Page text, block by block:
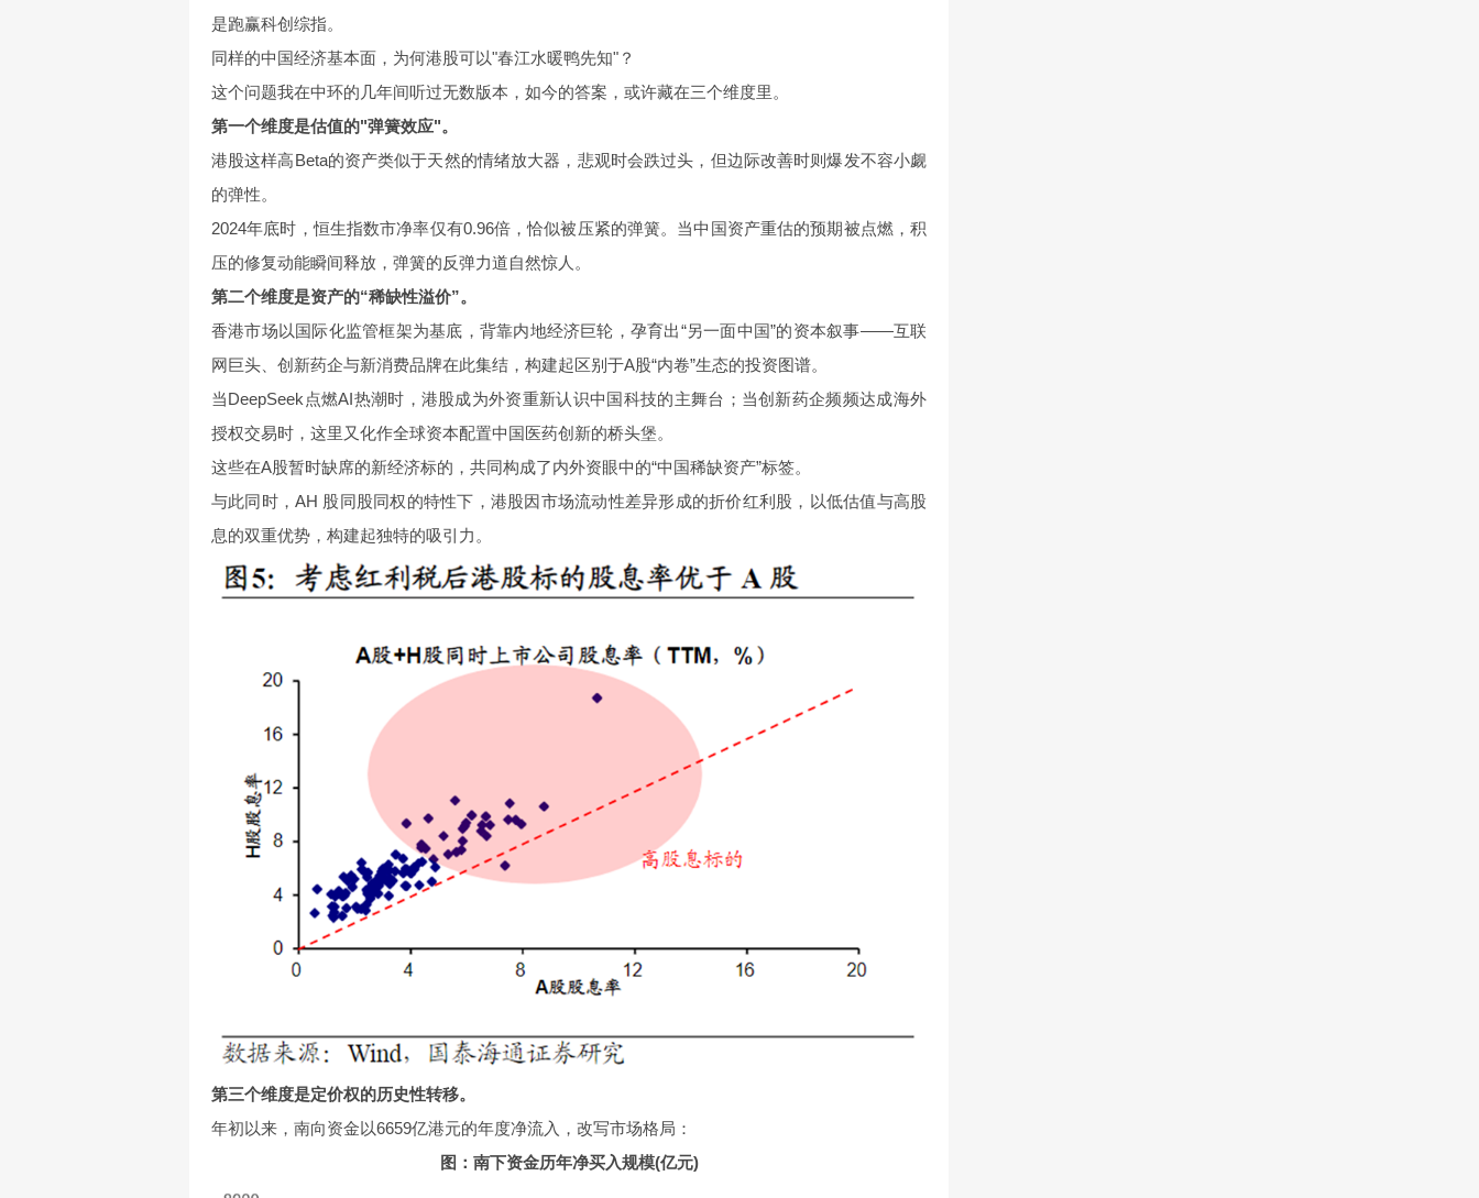
是跑赢科创综指。
同样的中国经济基本面，为何港股可以"春江水暖鸭先知"？
这个问题我在中环的几年间听过无数版本，如今的答案，或许藏在三个维度里。
第一个维度是估值的"弹簧效应"。
港股这样高Beta的资产类似于天然的情绪放大器，悲观时会跌过头，但边际改善时则爆发不容小觑
的弹性。
2024年底时，恒生指数市净率仅有0.96倍，恰似被压紧的弹簧。当中国资产重估的预期被点燃，积
压的修复动能瞬间释放，弹簧的反弹力道自然惊人。
第二个维度是资产的“稀缺性溢价”。
香港市场以国际化监管框架为基底，背靠内地经济巨轮，孕育出“另一面中国”的资本叙事——互联
网巨头、创新药企与新消费品牌在此集结，构建起区别于A股“内卷”生态的投资图谱。
当DeepSeek点燃AI热潮时，港股成为外资重新认识中国科技的主舞台；当创新药企频频达成海外
授权交易时，这里又化作全球资本配置中国医药创新的桥头堡。
这些在A股暂时缺席的新经济标的，共同构成了内外资眼中的“中国稀缺资产”标签。
与此同时，AH 股同股同权的特性下，港股因市场流动性差异形成的折价红利股，以低估值与高股
息的双重优势，构建起独特的吸引力。
第三个维度是定价权的历史性转移。
年初以来，南向资金以6659亿港元的年度净流入，改写市场格局：
图：南下资金历年净买入规模(亿元)